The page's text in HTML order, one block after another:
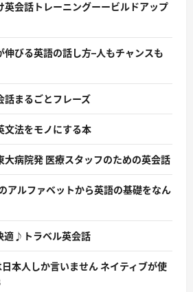
英会話トレーニングーービルドアップ
伸びる英語の話し方–人もチャンスも
話まるごとフレーズ
文法をモノにする本
大病院発 医療スタッフのための英会話
アルファベットから英語の基礎をなん
適♪トラベル英会話
日本人しか言いません ネイティブが使